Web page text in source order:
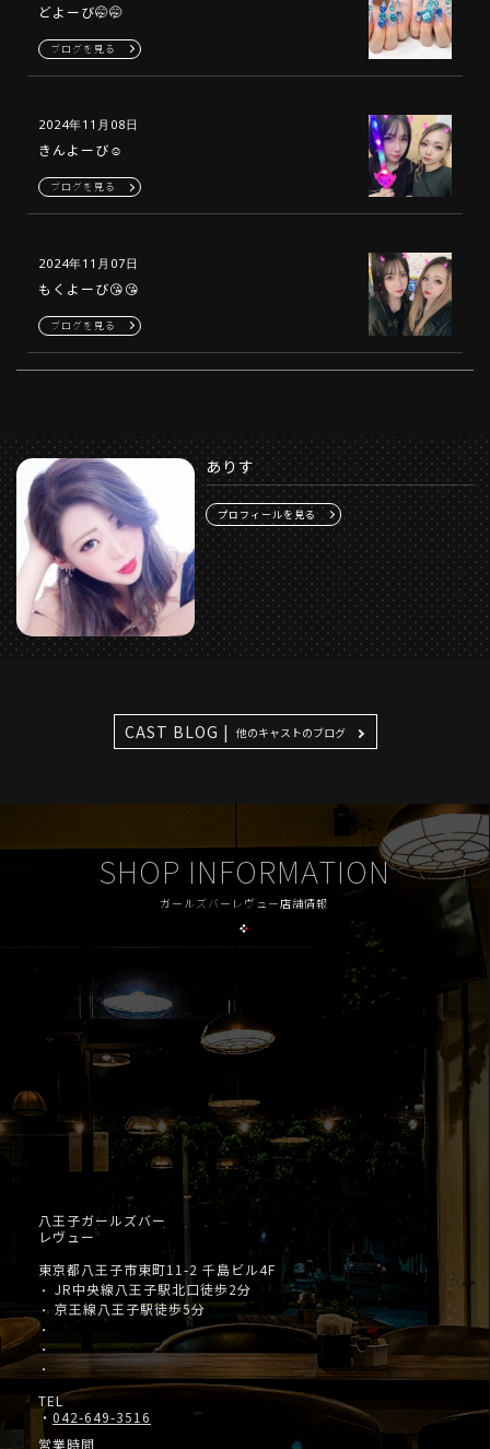
どよーび🤭🤭
ブログを見る
2024年11月08日
きんよーび☺️
ブログを見る
2024年11月07日
もくよーび😘😘
ブログを見る
ありす
プロフィールを見る
CAST BLOG | 他のキャストのブログ
SHOP INFORMATION
ガールズバーレヴュー店舗情報
八王子ガールズバー
レヴュー
東京都八王子市東町11-2 千島ビル4F
・ JR中央線八王子駅北口徒歩2分
・京王線八王子駅徒歩5分
・
・
・
TEL
・ 042-649-3516
営業時間